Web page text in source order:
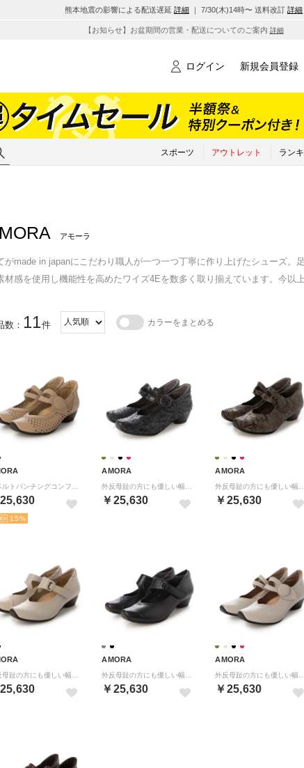
熊本地震の影響による配送遅延 詳細 ｜ 7/30(木)14時〜 送料改訂 詳細
【お知らせ】お盆期間の営業・配送についてのご案内 詳細
ログイン 新規会員登録
スポーツ アウトレット ラン
アモーラ
がmade in japanにこだわり職人が一つ一つ丁寧に作り上げたシューズ。
材感を使用し機能性を高めたワイズ4Eを数多く取り揃えています。今以
数： 11件 カラーをまとめる
15
AMORA
￥25,630
AMORA
￥25,630
AMORA
￥25,630
AMORA
￥25,630